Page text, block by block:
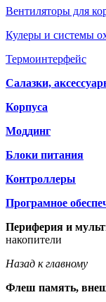
Вентиляторы для
Кулеры и системы
Термоинтерфейс
Салазки,
Корпуса
Моддинг
Блоки питания
Контроллеры
Програмное
Периферия и
накопители
Назад к главному
Флеш память,